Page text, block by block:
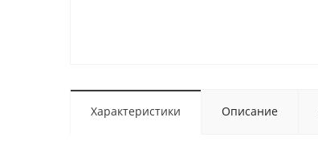
Характеристики Описание